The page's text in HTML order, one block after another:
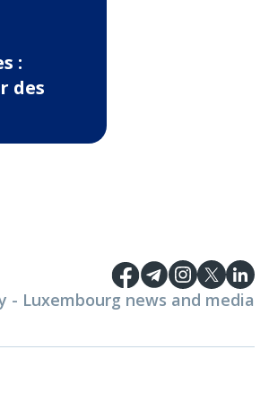
:
des
- Luxembourg news and media